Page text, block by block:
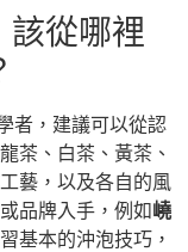
該從哪裡
者，建議可以從認
茶、白茶、黃茶、
藝，以及各自的風
品牌入手，例如嶢
基本的沖泡技巧，